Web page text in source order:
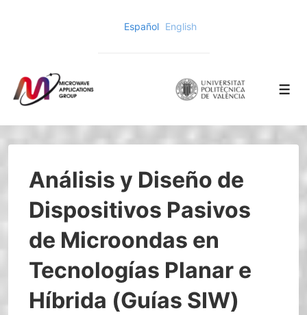
principal
Español English
Análisis y Diseño de
Dispositivos Pasivos
de Microondas en
Tecnologías Planar e
Híbrida (Guías SIW)